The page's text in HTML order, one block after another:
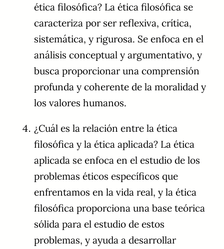
ética filosófica? La ética filosófica se
caracteriza por ser reflexiva, crítica,
sistemática, y rigurosa. Se enfoca en el
análisis conceptual y argumentativo, y
busca proporcionar una comprensión
profunda y coherente de la moralidad y
los valores humanos.
¿Cuál es la relación entre la ética
filosófica y la ética aplicada? La ética
aplicada se enfoca en el estudio de los
problemas éticos específicos que
enfrentamos en la vida real, y la ética
filosófica proporciona una base teórica
sólida para el estudio de estos
problemas, y ayuda a desarrollar